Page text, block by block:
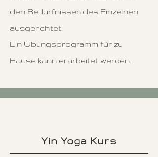
den Bedürfnissen des Einzelnen
ausgerichtet.
Ein Übungsprogramm für zu
Hause kann erarbeitet werden.
Yin Yoga Kurs